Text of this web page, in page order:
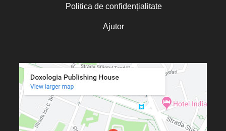
Politica de confidențialitate
Ajutor